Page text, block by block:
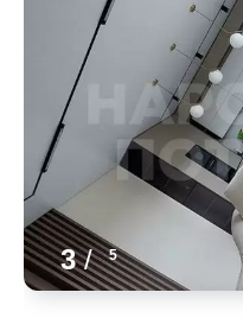
3/ 5